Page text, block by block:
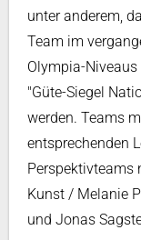
unter anderem,
Team im
Olympia-
"Güte-Siegel
werden. Teams
entsprechenden
Perspektivteams
Kunst / Melanie
und Jonas